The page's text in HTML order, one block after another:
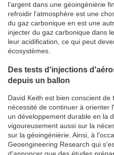
l'argent dans une géoingénièrie
refroidir l'atmosphère est une
du gaz carbonique en est une
injecter du gaz carbonique dans
leur acidification, ce qui peut
écosystèmes.
Des tests d'injections
depuis un ballon
David Keith est bien conscient de
nécessité de continuer à orienter
un développement durable en la
vigoureusement aussi sur la
sur la géoingénièrie. Ainsi, à
Geoengineering Research qui